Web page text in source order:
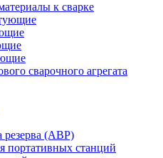
к сварке
сварочного агрегата
резерва (АВР)
портативных станций